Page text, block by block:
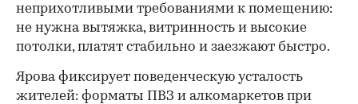
неприхотливыми требованиями к помещению:
не нужна вытяжка, витринность и высокие
потолки, платят стабильно и заезжают быстро.
Ярова фиксирует поведенческую усталость
жителей: форматы ПВЗ и алкомаркетов при